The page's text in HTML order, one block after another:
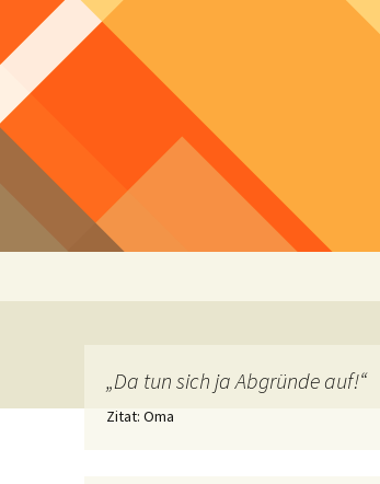
„Da tun sich ja Abgründe auf!“
Zitat: Oma